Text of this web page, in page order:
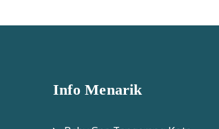
Info Menarik